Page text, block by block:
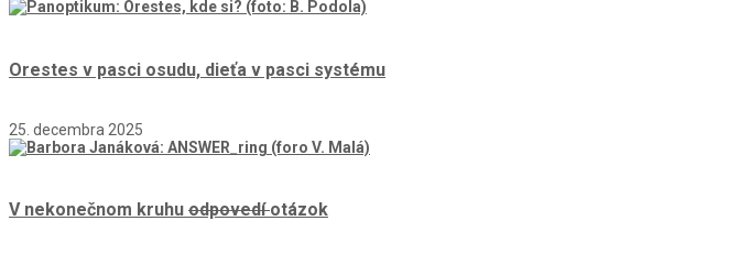
Orestes v pasci osudu, dieťa v pasci systému
25. decembra 2025
V nekonečnom kruhu odpovedíotázok